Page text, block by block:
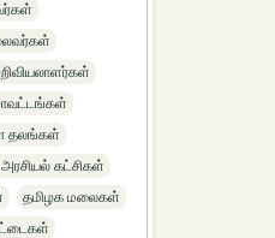
தலங்கள்
கட்சிகள்
தமிழக மலைகள்